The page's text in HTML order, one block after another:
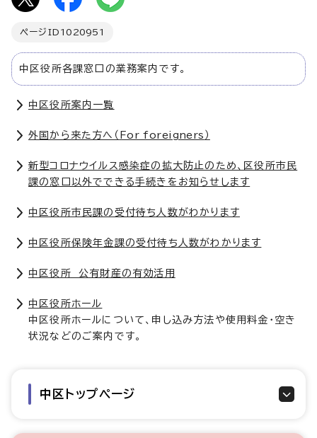
ページID 1020951
中区役所各課窓口の業務案内です。
中区役所案内一覧
外国から来た方へ（ For foreigners ）
新型コロナウイルス感染症の拡大防止のため、区役所市民
課の窓口以外でできる手続きをお知らせします
中区役所市民課の受付待ち人数がわかります
中区役所保険年金課の受付待ち人数がわかります
中区役所 公有財産の有効活用
中区役所ホール
中区役所ホールについて、申し込み方法や使用料金・空き
状況などのご案内です。
中区トップページ